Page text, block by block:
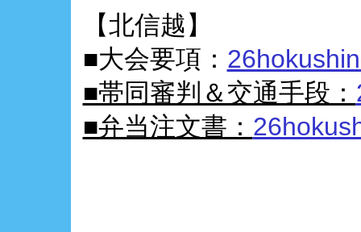
【北信越】
■大会要項：
■帯同審判＆交通手段：
■弁当注文書：